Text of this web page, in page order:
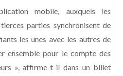
mobile, auxquels les
parties synchronisent de
les unes avec les autres de
ensemble pour le compte des
», affirme-t-il dans un billet